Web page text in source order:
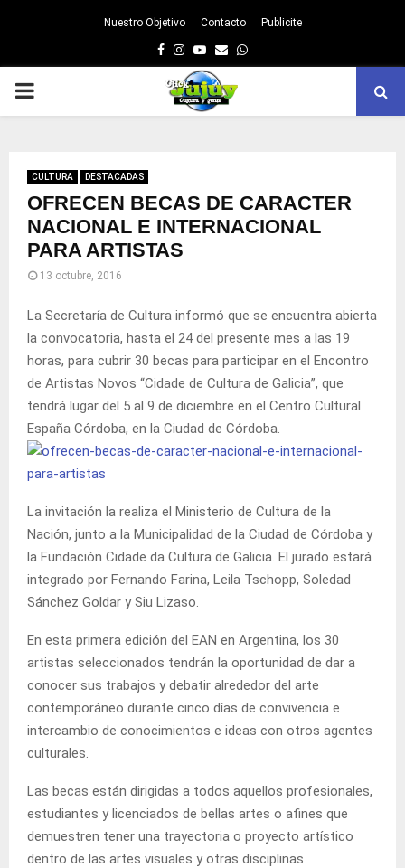
Nuestro Objetivo Contacto Publicite
Facebook
Instagram
Youtube
EmailWhatsapp
PRIMARY
CULTURA DESTACADAS
OFRECEN BECAS DE CARACTER
NACIONAL E INTERNACIONAL
PARA ARTISTAS
13 octubre, 2016
La Secretaría de Cultura informó que se encuentra abierta
la convocatoria, hasta el 24 del presente mes a las 19
horas, para cubrir 30 becas para participar en el Encontro
de Artistas Novos “Cidade de Cultura de Galicia”, que
tendrá lugar del 5 al 9 de diciembre en el Centro Cultural
España Córdoba, en la Ciudad de Córdoba.
La invitación la realiza el Ministerio de Cultura de la
Nación, junto a la Municipalidad de la Ciudad de Córdoba y
la Fundación Cidade da Cultura de Galicia. El jurado estará
integrado por Fernando Farina, Leila Tschopp, Soledad
Sánchez Goldar y Siu Lizaso.
En esta primera edición del EAN en Argentina, los 30
artistas seleccionados tendrán la oportunidad de dar a
conocer sus trabajos y debatir alrededor del arte
contemporáneo durante cinco días de convivencia e
intercambio de conocimientos e ideas con otros agentes
culturales.
Las becas están dirigidas a todos aquellos profesionales,
estudiantes y licenciados de bellas artes o afines que
demuestren tener una trayectoria o proyecto artístico
dentro de las artes visuales y otras disciplinas